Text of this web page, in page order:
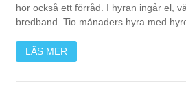
hör också ett förråd. I hyran ingår el,
bredband. Tio månaders hyra med
LÄS MER